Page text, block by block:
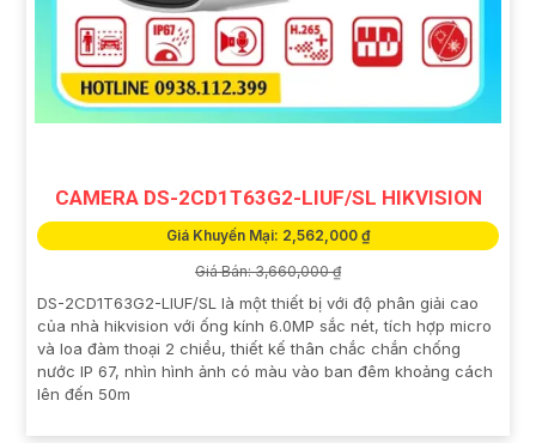
CAMERA DS-2CD1T63G2-LIUF/SL HIKVISION
Giá Khuyến Mại: 2,562,000 ₫
Giá Bán: 3,660,000 ₫
DS-2CD1T63G2-LIUF/SL là một thiết bị với độ phân giải cao
của nhà hikvision với ống kính 6.0MP sắc nét, tích hợp micro
và loa đàm thoại 2 chiều, thiết kế thân chắc chắn chống
nước IP 67, nhìn hình ảnh có màu vào ban đêm khoảng cách
lên đến 50m